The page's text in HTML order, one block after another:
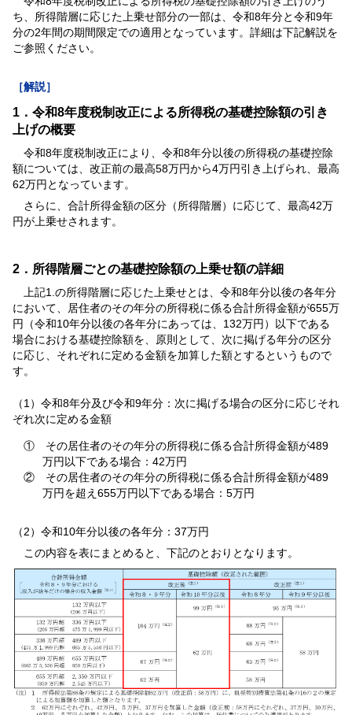
ち、所得階層に応じた上乗せ部分の一部は、令和8年分と令和9年
分の2年間の期間限定での適用となっています。詳細は下記解説を
ご参照ください。
［解説］
1．令和8年度税制改正による所得税の基礎控除額の引き
上げの概要
令和8年度税制改正により、令和8年分以後の所得税の基礎控除
額については、改正前の最高58万円から4万円引き上げられ、最高
62万円となっています。
さらに、合計所得金額の区分（所得階層）に応じて、最高42万
円が上乗せされます。
2．所得階層ごとの基礎控除額の上乗せ額の詳細
上記1.の所得階層に応じた上乗せとは、令和8年分以後の各年分
において、居住者のその年分の所得税に係る合計所得金額が655万
円（令和10年分以後の各年分にあっては、132万円）以下である
場合における基礎控除額を、原則として、次に掲げる年分の区分
に応じ、それぞれに定める金額を加算した額とするというもので
す。
（1）令和8年分及び令和9年分：次に掲げる場合の区分に応じそれ
ぞれ次に定める金額
① その居住者のその年分の所得税に係る合計所得金額が489
万円以下である場合：42万円
② その居住者のその年分の所得税に係る合計所得金額が489
万円を超え655万円以下である場合：5万円
（2）令和10年分以後の各年分：37万円
この内容を表にまとめると、下記のとおりとなります。